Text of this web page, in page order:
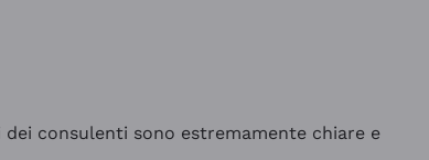
consulenti sono estremamente chiare e